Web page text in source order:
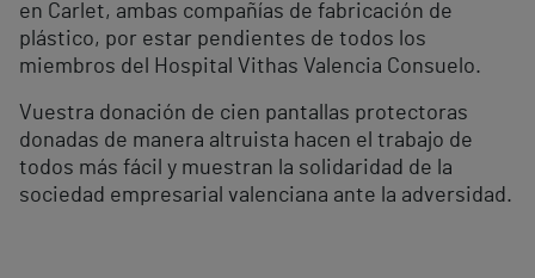
en Carlet, ambas compañías de fabricación de
plástico, por estar pendientes de todos los
miembros del Hospital Vithas Valencia Consuelo.
Vuestra donación de cien pantallas protectoras
donadas de manera altruista hacen el trabajo de
todos más fácil y muestran la solidaridad de la
sociedad empresarial valenciana ante la adversidad.